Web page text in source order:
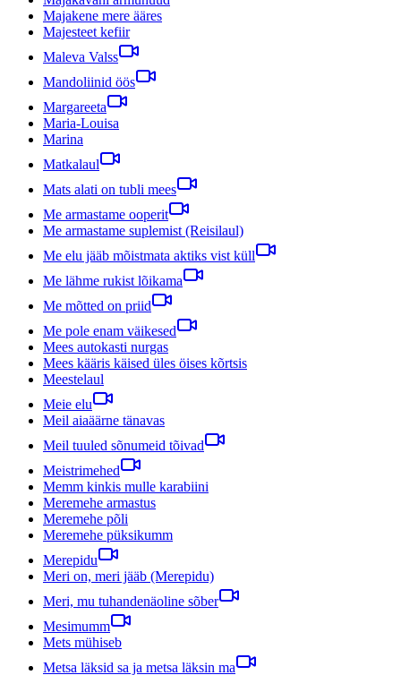
Majakene mere ääres
Majesteet kefiir
Maleva Valss
Mandoliinid öös
Margareeta
Maria-Louisa
Marina
Matkalaul
Mats alati on tubli mees
Me armastame ooperit
Me armastame suplemist (Reisilaul)
Me elu jääb mõistmata aktiks vist küll
Me lähme rukist lõikama
Me mõtted on priid
Me pole enam väikesed
Mees autokasti nurgas
Mees kääris käised üles öises kõrtsis
Meestelaul
Meie elu
Meil aiaäärne tänavas
Meil tuuled sõnumeid tõivad
Meistrimehed
Memm kinkis mulle karabiini
Meremehe armastus
Meremehe põli
Meremehe püksikumm
Merepidu
Meri on, meri jääb (Merepidu)
Meri, mu tuhandenäoline sõber
Mesimumm
Mets mühiseb
Metsa läksid sa ja metsa läksin ma